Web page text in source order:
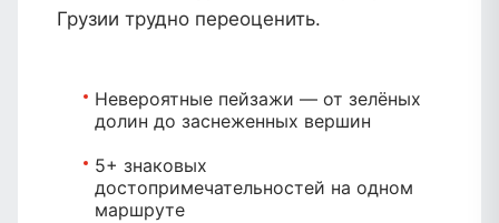
Грузии трудно переоценить.
Невероятные пейзажи — от зелёных
долин до заснеженных вершин
5+ знаковых
достопримечательностей на одном
маршруте